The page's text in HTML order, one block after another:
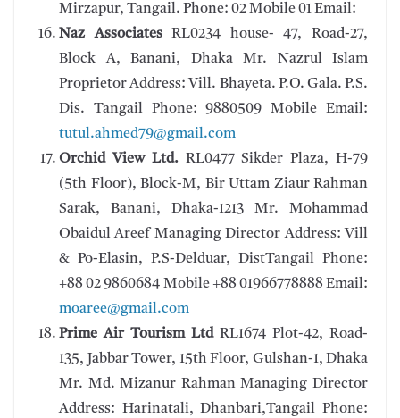
Mirzapur, Tangail. Phone: 02 Mobile 01 Email:
Naz AssociatesRL0234 house- 47, Road-27,
Block A, Banani, Dhaka Mr. Nazrul Islam
Proprietor Address: Vill. Bhayeta. P.O. Gala. P.S.
Dis. Tangail Phone: 9880509 Mobile Email:
tutul.ahmed79@gmail.com
Orchid View Ltd.RL0477 Sikder Plaza, H-79
(5th Floor), Block-M, Bir Uttam Ziaur Rahman
Sarak, Banani, Dhaka-1213 Mr. Mohammad
Obaidul Areef Managing Director Address: Vill
& Po-Elasin, P.S-Delduar, DistTangail Phone:
+88 02 9860684 Mobile +88 01966778888 Email:
moaree@gmail.com
Prime Air Tourism LtdRL1674 Plot-42, Road-
135, Jabbar Tower, 15th Floor, Gulshan-1, Dhaka
Mr. Md. Mizanur Rahman Managing Director
Address: Harinatali, Dhanbari,Tangail Phone: